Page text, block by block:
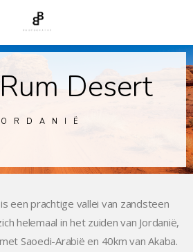
Desert
een prachtige vallei van zandsteen
helemaal in het zuiden van Jordanië,
Saoedi-Arabië en 40km van Akaba.